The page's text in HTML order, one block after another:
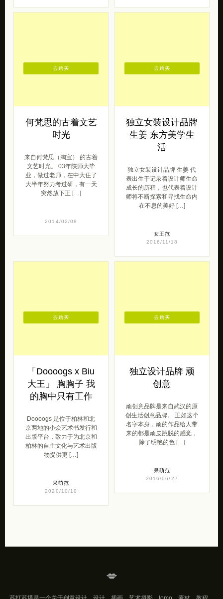
何梵思的古着文艺
时光
来自何梵思（淘宝） 的古着
文艺时光。 03年陕师大毕
业，做过老师，在中大住了
大半年努力考过研，有一天
突然放下正 […]
2014/02/08
去购买
独立女装设计品牌
生姜 东方美学生
活
独立女装设计品牌 生姜 代
表出生于记录着设计师生命
成长的历程，也代表着设计
师将不断探索和寻找生命内
在不息的美好 […]
女王范
2016/11/18
去购买
「Doooogs x Biu
大王」 胸胸子 我
的胸中只有工作
Doooogs 是位于柏林和北
京两地的小众艺术书发行和
出版平台，致力于为北京和
柏林的自主文化与艺术出版
物提供更 […]
呆萌范
2020/10/10
去购买
独立设计品牌 顽
创意
顽创意品牌是来自武汉的原
创生活创意品牌。 正如这个
名字本身，顽的作品给人带
来的都是顽皮跳脱的感觉，
除了明艳的色 […]
呆萌范
2016/06/27
去购买
💋